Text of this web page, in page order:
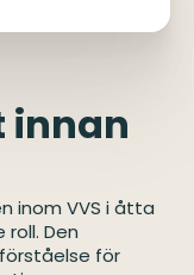
innan
inom VVS i åtta
Den
för